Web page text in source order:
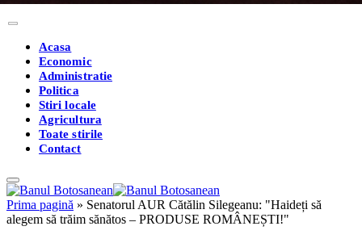
Acasa
Economic
Administratie
Politica
Stiri locale
Agricultura
Toate stirile
Contact
Prima pagină » Senatorul AUR Cătălin Silegeanu: "Haideți să
alegem să trăim sănătos – PRODUSE ROMÂNEȘTI!"